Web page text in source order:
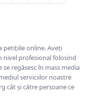
petițiile online. Aveți
nivel profesional folosind
regăsesc în mass media
serviciilor noastre
cât și către persoane ce